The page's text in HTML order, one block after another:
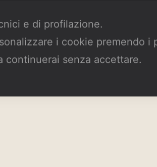
pubblicato.
e di profilazione.
i cookie premendo i
continuerai senza accettare.